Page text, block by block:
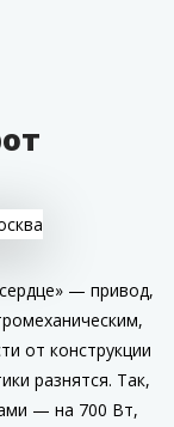
— привод,
от конструкции
разнятся. Так,
— на 700 Вт,